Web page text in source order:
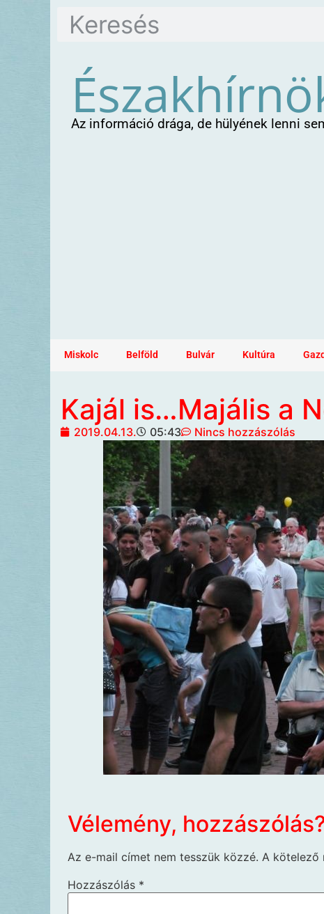
Az információ drága, de hülyének lenni
Miskolc Belföld Bulvár Kultúra
Kajál is…Majális a
2019.04.13. 05:43 Nincs hozzászólás
Vélemény,
Az e-mail címet nem tesszük közzé. A kötelező
Hozzászólás *